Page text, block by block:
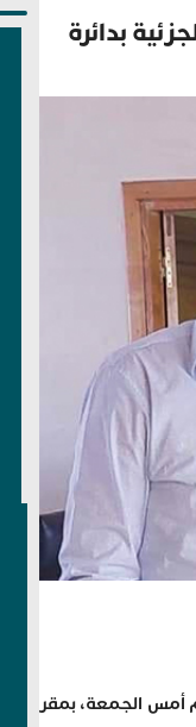
بدائرة
أمس الجمعة، بمقر